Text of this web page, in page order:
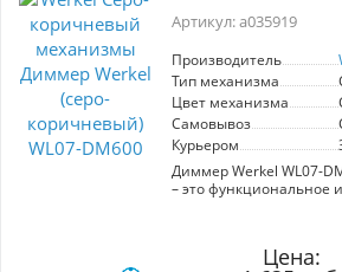
Артикул: a035919
Производитель
Тип механизма
Цвет механизма
Самовывоз
Курьером
Диммер Werkel WL07-
– это функциональное
Выполненный в серо-
гармонично впишется
Диммер легкоЦена: